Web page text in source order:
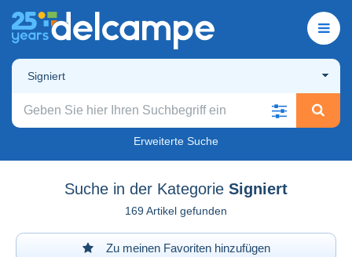
Signiert
Erweiterte Suche
Suche in der Kategorie Signiert
169 Artikel gefunden
Zu meinen Favoriten hinzufügen